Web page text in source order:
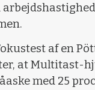
af en
at Multitast-
med 25